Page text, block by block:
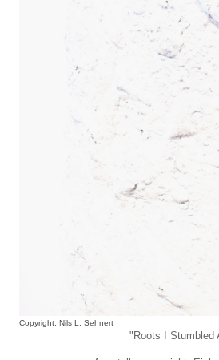
Copyright: Nils L. Sehnert
"Roots I Stumbled